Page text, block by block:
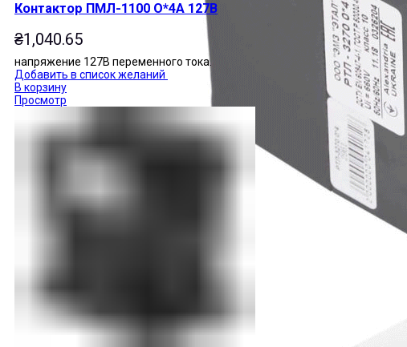
Контактор ПМЛ-1100 О*4А 127В
₴1,040.65
напряжение 127В переменного тока.
Добавить в список желаний
В корзину
Просмотр